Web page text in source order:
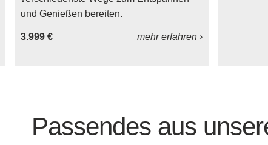
und Genießen bereiten.
3.999 € mehr erfahren ›
Passendes aus